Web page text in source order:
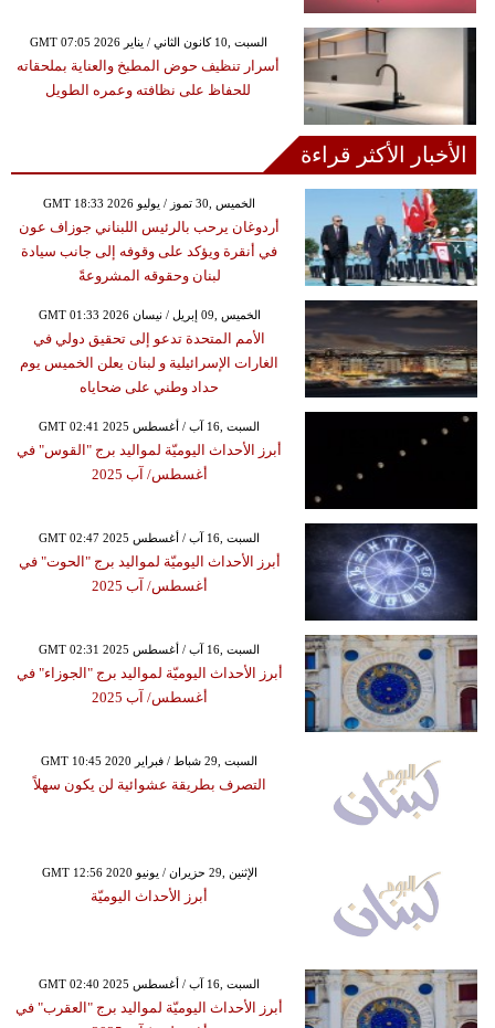
GMT 07:05 2026 السبت ,10 كانون الثاني / يناير
أسرار تنظيف حوض المطبخ والعناية بملحقاته
للحفاظ على نظافته وعمره الطويل
الأخبار الأكثر قراءة
GMT 18:33 2026 الخميس ,30 تموز / يوليو
أردوغان يرحب بالرئيس اللبناني جوزاف عون
في أنقرة ويؤكد على وقوفه إلى جانب سيادة
لبنان وحقوقه المشروعةً
GMT 01:33 2026 الخميس ,09 إبريل / نيسان
الأمم المتحدة تدعو إلى تحقيق دولي في
الغارات الإسرائيلية و لبنان يعلن الخميس يوم
حداد وطني على ضحاياه
GMT 02:41 2025 السبت ,16 آب / أغسطس
أبرز الأحداث اليوميّة لمواليد برج "القوس" في
أغسطس/ آب 2025
GMT 02:47 2025 السبت ,16 آب / أغسطس
أبرز الأحداث اليوميّة لمواليد برج "الحوت" في
أغسطس/ آب 2025
GMT 02:31 2025 السبت ,16 آب / أغسطس
أبرز الأحداث اليوميّة لمواليد برج "الجوزاء" في
أغسطس/ آب 2025
GMT 10:45 2020 السبت ,29 شباط / فبراير
التصرف بطريقة عشوائية لن يكون سهلاً
GMT 12:56 2020 الإثنين ,29 حزيران / يونيو
أبرز الأحداث اليوميّة
GMT 02:40 2025 السبت ,16 آب / أغسطس
أبرز الأحداث اليوميّة لمواليد برج "العقرب" في